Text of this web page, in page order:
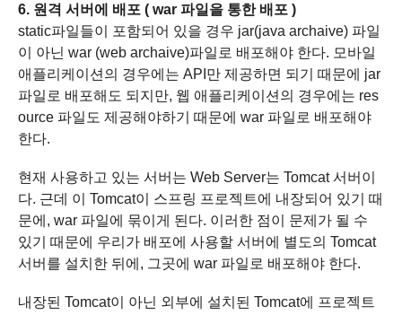
6. 원격 서버에 배포 ( war 파일을 통한 배포 )
static파일들이 포함되어 있을 경우 jar(java archaive) 파일
이 아닌 war (web archaive)파일로 배포해야 한다. 모바일
애플리케이션의 경우에는 API만 제공하면 되기 때문에 jar
파일로 배포해도 되지만, 웹 애플리케이션의 경우에는 res
ource 파일도 제공해야하기 때문에 war 파일로 배포해야
한다.
현재 사용하고 있는 서버는 Web Server는 Tomcat 서버이
다. 근데 이 Tomcat이 스프링 프로젝트에 내장되어 있기 때
문에, war 파일에 묶이게 된다. 이러한 점이 문제가 될 수
있기 때문에 우리가 배포에 사용할 서버에 별도의 Tomcat
서버를 설치한 뒤에, 그곳에 war 파일로 배포해야 한다.
내장된 Tomcat이 아닌 외부에 설치된 Tomcat에 프로젝트